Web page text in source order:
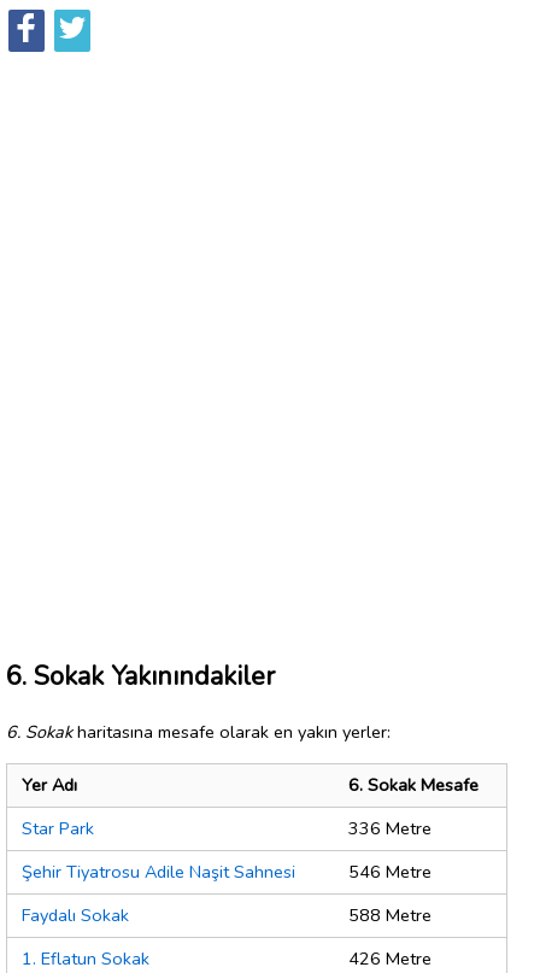
6. Sokak Yakınındakiler
6. Sokakharitasına mesafe olarak en yakın yerler:
Yer Adı
6. Sokak Mesafe
Star Park
336 Metre
Şehir Tiyatrosu Adile Naşit Sahnesi
546 Metre
Faydalı Sokak
588 Metre
1. Eflatun Sokak
426 Metre